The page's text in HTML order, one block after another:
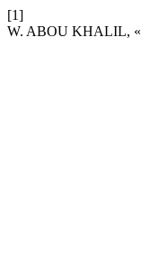
[1]
W. ABOU KHALIL, «